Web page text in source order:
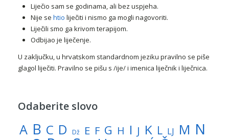
Liječio sam se godinama, ali bez uspjeha.
Nije se htio liječiti i nismo ga mogli nagovoriti.
Liječili smo ga krivom terapijom.
Odbijao je liječenje.
U zaključku, u hrvatskom standardnom jeziku pravilno se piše
glagol liječiti. Pravilno se pišu s /ije/ i imenica liječnik i liječnica.
Odaberite slovo
A B C D Dž E F G H I J K L LJ M N